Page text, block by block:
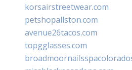
korsairstreetwear.com
petshopallston.com
avenue26tacos.com
topgglasses.com